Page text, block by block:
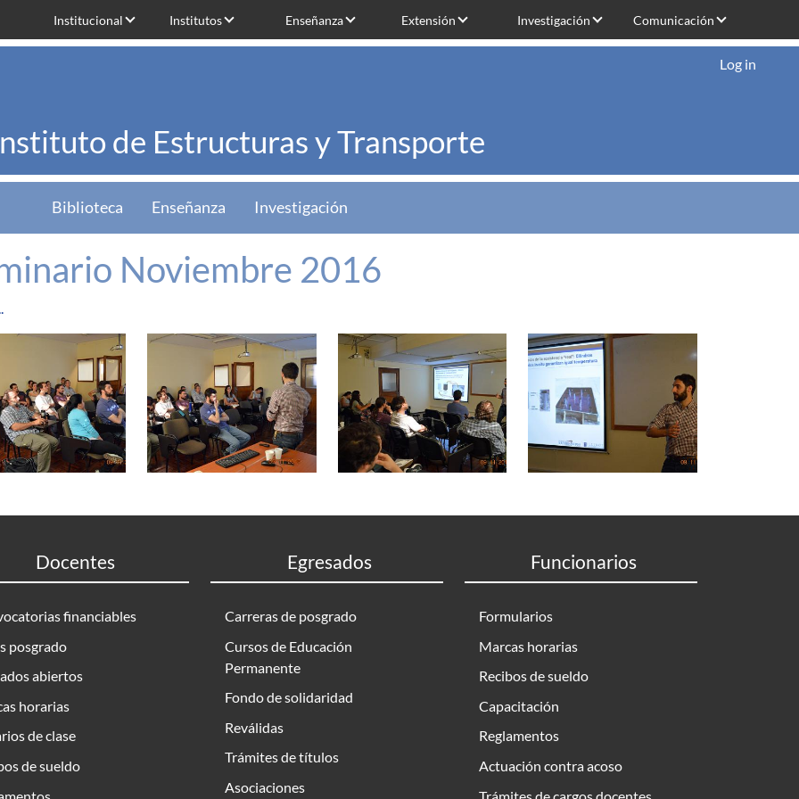
Institucional Institutos Enseñanza Extensión Investigación Comunicación
de Estructuras y Transporte
Log in
Biblioteca Enseñanza Investigación
Noviembre 2016
Docentes
financiables
posgrado
abiertos
horarias
de clase
de sueldo
Egresados
Carreras de posgrado
Cursos de Educación
Permanente
Fondo de solidaridad
Reválidas
Trámites de títulos
Asociaciones
Funcionarios
Formularios
Marcas horarias
Recibos de sueldo
Capacitación
Reglamentos
Actuación contra acoso
Trámites de cargos docentes